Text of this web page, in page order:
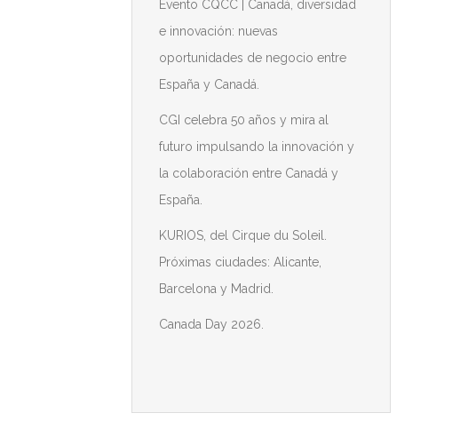
Evento CQCC | Canadá, diversidad
e innovación: nuevas
oportunidades de negocio entre
España y Canadá.
CGI celebra 50 años y mira al
futuro impulsando la innovación y
la colaboración entre Canadá y
España.
KURIOS, del Cirque du Soleil.
Próximas ciudades: Alicante,
Barcelona y Madrid.
Canada Day 2026.